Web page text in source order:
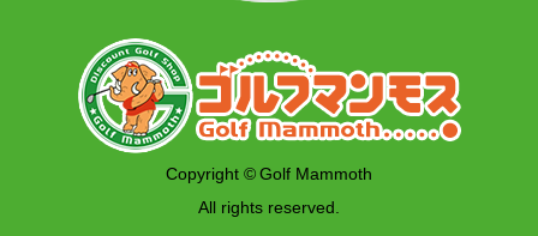
Copyright © Golf Mammoth
All rights reserved.